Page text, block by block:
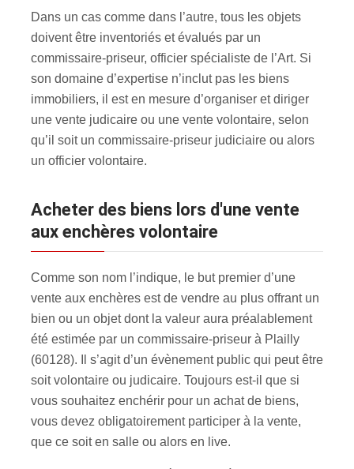
Dans un cas comme dans l’autre, tous les objets
doivent être inventoriés et évalués par un
commissaire-priseur, officier spécialiste de l’Art. Si
son domaine d’expertise n’inclut pas les biens
immobiliers, il est en mesure d’organiser et diriger
une vente judicaire ou une vente volontaire, selon
qu’il soit un commissaire-priseur judiciaire ou alors
un officier volontaire.
Acheter des biens lors d'une vente
aux enchères volontaire
Comme son nom l’indique, le but premier d’une
vente aux enchères est de vendre au plus offrant un
bien ou un objet dont la valeur aura préalablement
été estimée par un commissaire-priseur à Plailly
(60128). Il s’agit d’un évènement public qui peut être
soit volontaire ou judicaire. Toujours est-il que si
vous souhaitez enchérir pour un achat de biens,
vous devez obligatoirement participer à la vente,
que ce soit en salle ou alors en live.